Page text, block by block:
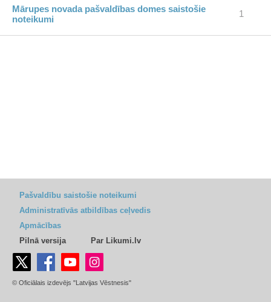
Mārupes novada pašvaldības domes saistošie
noteikumi
1
Pašvaldību saistošie noteikumi
Administratīvās atbildības ceļvedis
Apmācības
Pilnā versija
Par Likumi.lv
© Oficiālais izdevējs "Latvijas Vēstnesis"